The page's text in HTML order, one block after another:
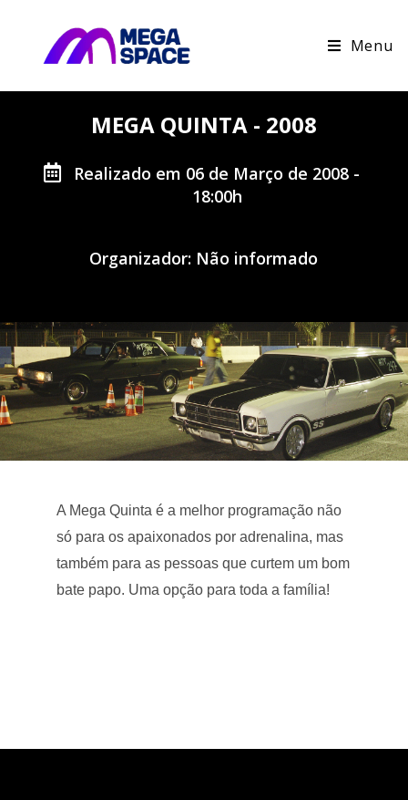
Menu
MEGA QUINTA - 2008
Realizado em 06 de Março de 2008 -
18:00h
Organizador: Não informado
A Mega Quinta é a melhor programação não
só para os apaixonados por adrenalina, mas
também para as pessoas que curtem um bom
bate papo. Uma opção para toda a família!